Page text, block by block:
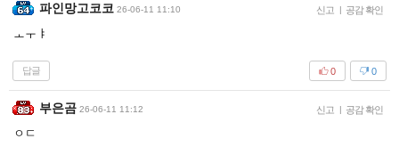
파인망고코코 26-06-11 11:10 신고 | 공감 확인
ㅗㅜㅑ
답글 0
0
부은곰 26-06-11 11:12 신고 | 공감 확인
ㅇㄷ